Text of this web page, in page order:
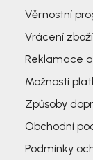
Věrnostní
Vrácení
Reklamace
Možnosti
Způsoby
Obchodní
Podmínky